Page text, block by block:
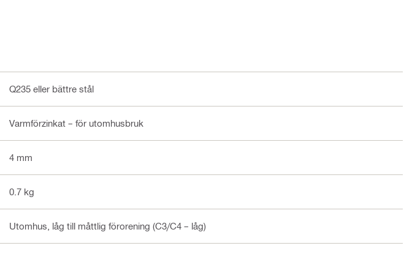
Q235 eller bättre stål
Varmförzinkat – för utomhusbruk
4 mm
0.7 kg
Utomhus, låg till måttlig förorening (C3/C4 – låg)